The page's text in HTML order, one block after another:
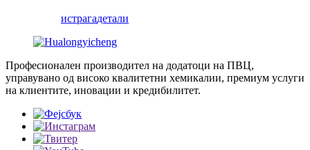
истрагадетали
Професионален производител на додатоци на ПВЦ,
управувано од високо квалитетни хемикалии, премиум услуги
на клиентите, иновации и кредибилитет.